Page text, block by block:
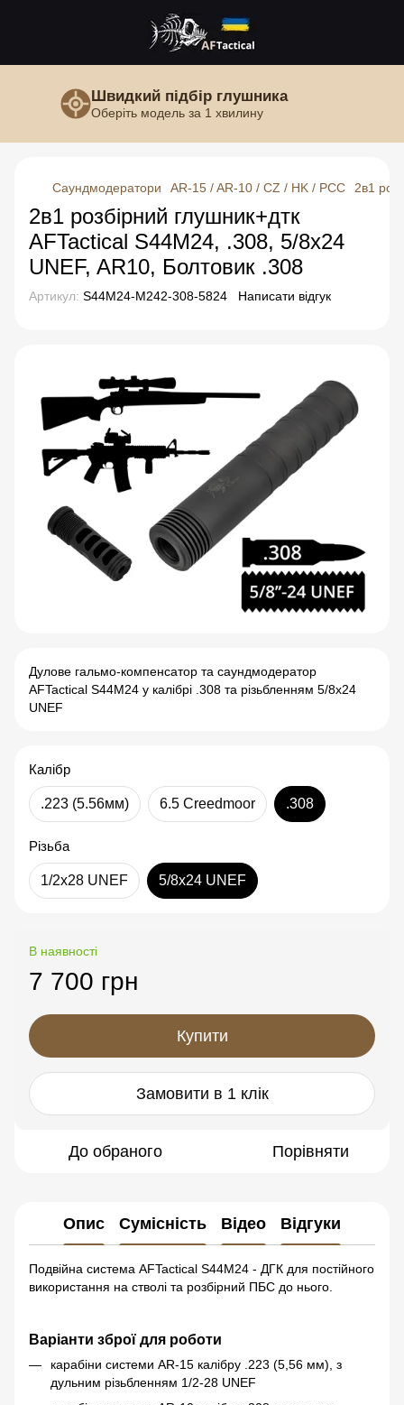
Швидкий підбір глушника
Оберіть модель за 1 хвилину
Саундмодератори AR-15 / AR-10 / CZ / HK / PCC 2в1
2в1 розбірний глушник+дтк
AFTactical S44M24, .308, 5/8x24
UNEF, AR10, Болтовик .308
Артикул: S44M24-M242-308-5824 Написати відгук
Дулове гальмо-компенсатор та саундмодератор
AFTactical S44M24 у калібрі .308 та різьбленням 5/8x24
UNEF
Калібр
.223 (5.56мм) 6.5 Creedmoor .308
Різьба
1/2x28 UNEF 5/8x24 UNEF
В наявності
7 700 грн
Купити
Замовити в 1 клік
До обраного Порівняти
Опис Сумісність Відео Відгуки
Подвійна система AFTactical S44M24 - ДГК для постійного
використання на стволі та розбірний ПБС до нього.
Варіанти зброї для роботи
карабіни системи AR-15 калібру .223 (5,56 мм), з
дульним різьбленням 1/2-28 UNEF